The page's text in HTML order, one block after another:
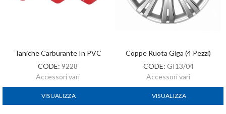
Taniche Carburante In PVC
CODE: 9228
Accessori vari
VISUALIZZA
Coppe Ruota Giga (4 Pezzi)
CODE: GI13/04
Accessori vari
VISUALIZZA